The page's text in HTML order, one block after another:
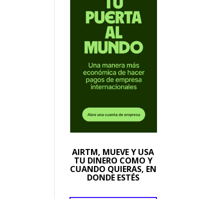
AIRTM, MUEVE Y USA
TU DINERO COMO Y
CUANDO QUIERAS, EN
DONDE ESTÉS